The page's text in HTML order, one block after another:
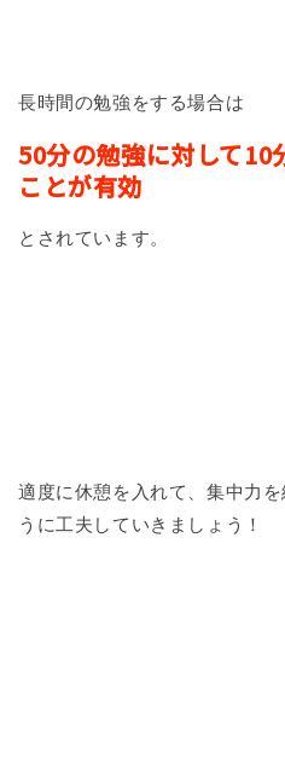
長時間の勉強をする場合は
50分の勉強に対して10
ことが有効
とされています。
適度に休憩を入れて、集中力
うに工夫していきましょう！